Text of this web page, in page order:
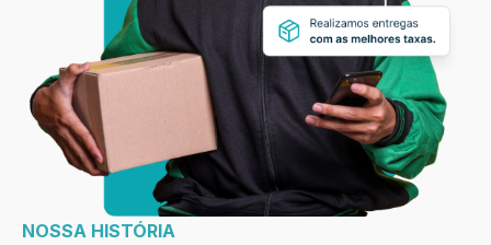
NOSSA HISTÓRIA